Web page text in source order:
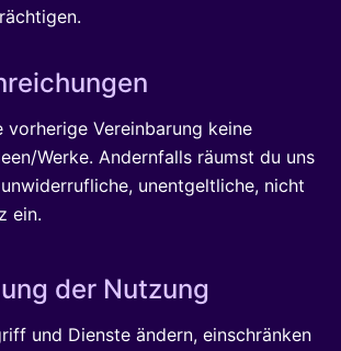
vorherige Vereinbarung keine
Werke. Andernfalls räumst du uns
unentgeltliche, nicht
ein.
der Nutzung
und Dienste ändern, einschränken